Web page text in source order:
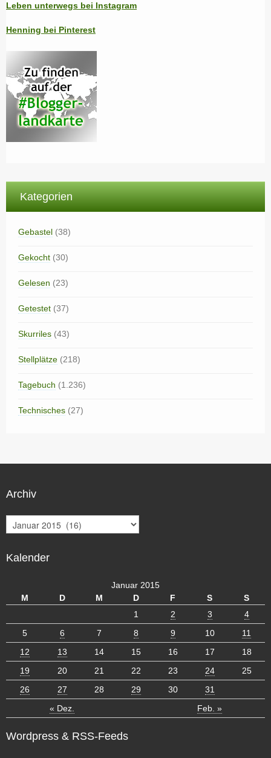
Leben unterwegs bei Instagram
Henning bei Pinterest
Kategorien
Gebastel (38)
Gekocht (30)
Gelesen (23)
Getestet (37)
Skurriles (43)
Stellplätze (218)
Tagebuch (1.236)
Technisches (27)
Archiv
r
h
Kalender
Januar 2015
M
D M D F S S
« Dez. Feb. »
1 2 3
4
5
6 7 8 9 10
11
12
13 14 15 16 17
18
19
20 21 22 23 24
25
26
27 28 29 30 31
Wordpress & RSS-Feeds